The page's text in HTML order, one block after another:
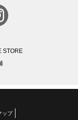
STORE
ップ